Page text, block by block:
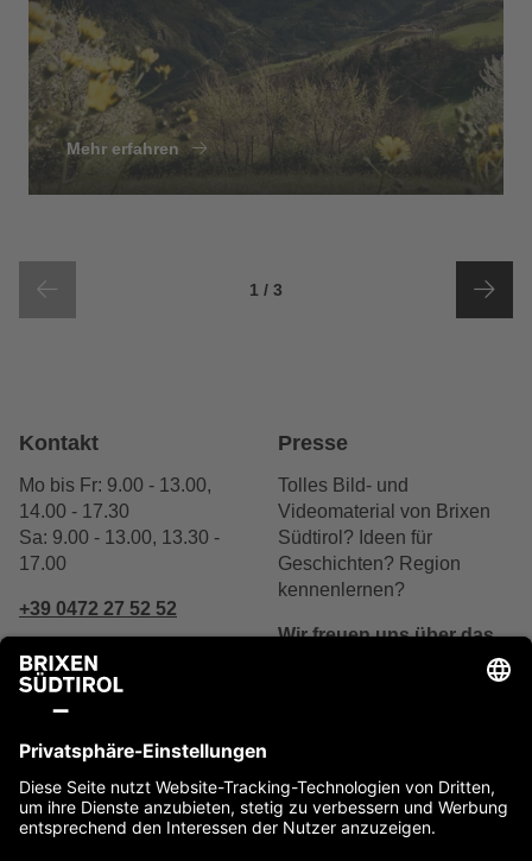
Mehr erfahren
1 von
/ 3
Kontakt
Mo bis Fr: 9.00 - 13.00,
14.00 - 17.30
Sa: 9.00 - 13.00, 13.30 -
17.00
+39 0472 27 52 52
Schreibe uns
Presse
Tolles Bild- und
Videomaterial von Brixen
Südtirol? Ideen für
Geschichten? Region
kennenlernen?
Wir freuen uns über das